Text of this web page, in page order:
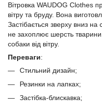
Вітровка WAUDOG Clothes
вітру та бруду. Вона
Застібається зверху вниз
не захоплює шерсть
собаки від вітру.
Переваги:
Стильний дизайн;
Резинки на лапках;
Застібка-блискавка;